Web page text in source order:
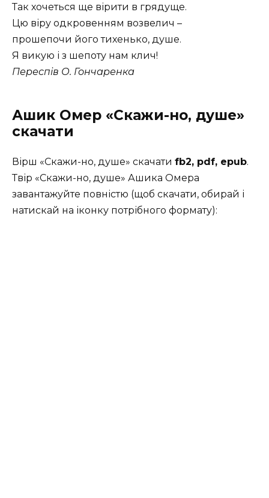
Так хочеться ще вірити в грядуще.
Цю віру одкровенням возвелич –
прошепочи його тихенько, душе.
Я викую і з шепоту нам клич!
Переспів О. Гончаренка
Ашик Омер «Скажи-но, душе»
скачати
Вірш «Скажи-но, душе» скачати fb2, pdf, epub.
Твір «Скажи-но, душе» Ашика Омера
завантажуйте повністю (щоб скачати, обирай і
натискай на іконку потрібного формату):